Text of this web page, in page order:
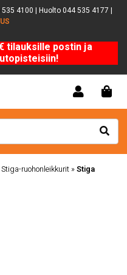
4100 | Huolto 044 535 4177 |
tilauksille postin ja
Stiga-ruohonleikkurit »Stiga